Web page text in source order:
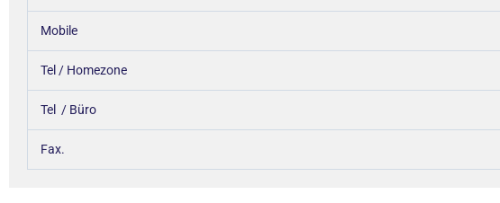
Mobile
Tel / Homezone
Tel / Büro
Fax.